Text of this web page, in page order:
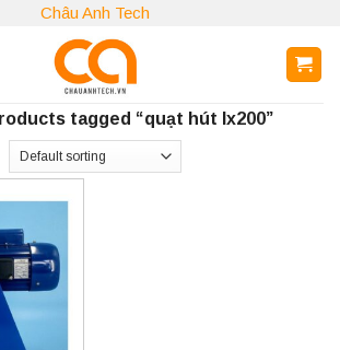
Châu Anh Tech
tagged “quạt hút lx200”